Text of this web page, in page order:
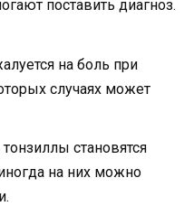
поставить диагноз.
на боль при
случаях может
становятся
на них можно